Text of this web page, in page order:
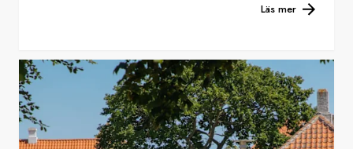
Läs mer